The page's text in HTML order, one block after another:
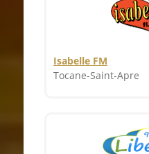
Isabelle FM
Tocane-Saint-Apre